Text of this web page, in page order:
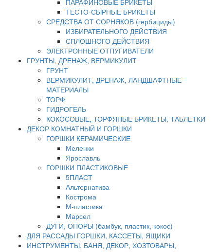
ПАРАФИНОВЫЕ БРИКЕТЫ
ТЕСТО-СЫРНЫЕ БРИКЕТЫ
СРЕДСТВА ОТ СОРНЯКОВ (гербициды)
ИЗБИРАТЕЛЬНОГО ДЕЙСТВИЯ
СПЛОШНОГО ДЕЙСТВИЯ
ЭЛЕКТРОННЫЕ ОТПУГИВАТЕЛИ
ГРУНТЫ, ДРЕНАЖ, ВЕРМИКУЛИТ
ГРУНТ
ВЕРМИКУЛИТ, ДРЕНАЖ, ЛАНДШАФТНЫЕ
МАТЕРИАЛЫ
ТОРФ
ГИДРОГЕЛЬ
КОКОСОВЫЕ, ТОРФЯНЫЕ БРИКЕТЫ, ТАБЛЕТКИ
ДЕКОР КОМНАТНЫЙ И ГОРШКИ
ГОРШКИ КЕРАМИЧЕСКИЕ
Меленки
Ярославль
ГОРШКИ ПЛАСТИКОВЫЕ
5ПЛАСТ
Альтернатива
Кострома
М-пластика
Марсел
ДУГИ, ОПОРЫ (бамбук, пластик, кокос)
ДЛЯ РАССАДЫ ГОРШКИ, КАССЕТЫ, ЯЩИКИ
ИНСТРУМЕНТЫ, БАНЯ, ДЕКОР, ХОЗТОВАРЫ,